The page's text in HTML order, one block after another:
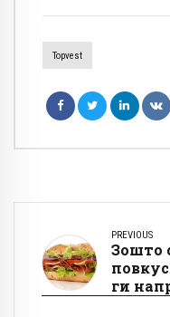
Topvest
PREVIOUS
Зошто
ги